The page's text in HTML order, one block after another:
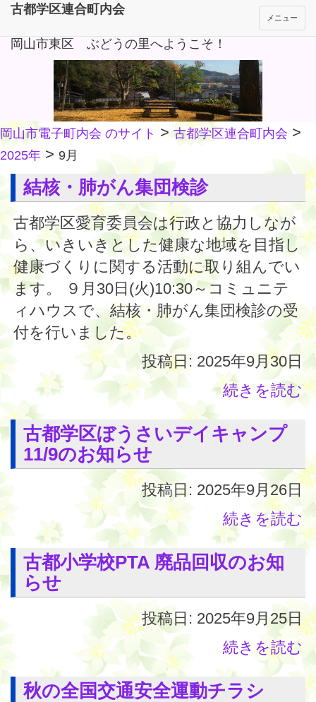
岡山市東区 ぶどうの里へようこそ！
メニュー
古都学区連合町内会
岡山市電子町内会 のサイト >古都学区連合町内会 >
2025年 > 9月
結核・肺がん集団検診
古都学区愛育委員会は行政と協力しなが
ら、いきいきとした健康な地域を目指し
健康づくりに関する活動に取り組んでい
ます。 ９月30日(火)10:30～コミュニテ
ィハウスで、結核・肺がん集団検診の受
付を行いました。
投稿日: 2025年9月30日
続きを読む
古都学区ぼうさいデイキャンプ
11/9のお知らせ
投稿日: 2025年9月26日
続きを読む
古都小学校PTA 廃品回収のお知
らせ
投稿日: 2025年9月25日
続きを読む
秋の全国交通安全運動チラシ